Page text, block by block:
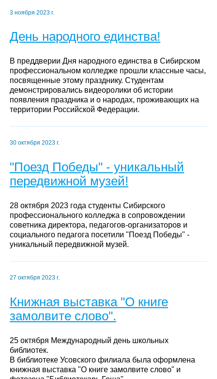
3 ноября 2023 г.
День народного единства!
В преддверии Дня народного единства в Сибирском
профессиональном колледже прошли классные часы,
посвященные этому празднику. Студентам
демонстрировались видеоролики об истории
появления праздника и о народах, проживающих на
территории Российской Федерации.
30 октября 2023 г.
"Поезд Победы" - уникальный
передвижной музей!
28 октября 2023 года студенты Сибирского
профессионального колледжа в сопровождении
советника директора, педагогов-организаторов и
социального педагога посетили "Поезд Победы" -
уникальный передвижной музей.
27 октября 2023 г.
Книжная выставка "О книге
замолвите слово".
25 октября Международный день школьных
библиотек.
В библиотеке Усовского филиала была оформлена
книжная выставка "О книге замолвите слово" и